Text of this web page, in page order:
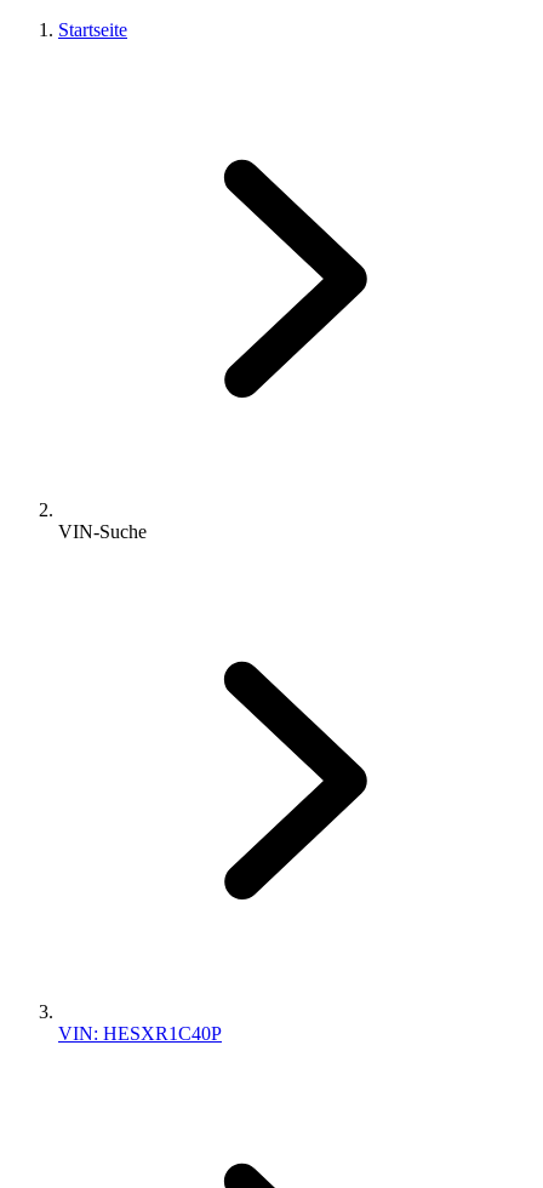
Startseite
VIN-Suche
VIN: HESXR1C40P